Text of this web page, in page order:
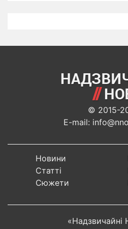
© 2015-
E-mail:
Новини
Статті
Сюжети
«Надзвичайні